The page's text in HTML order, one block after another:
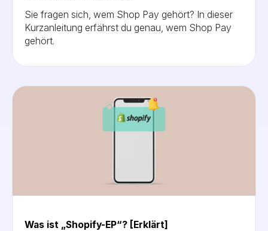
Sie fragen sich, wem Shop Pay gehört? In dieser
Kurzanleitung erfährst du genau, wem Shop Pay
gehört.
Was ist „Shopify-EP“? [Erklärt]